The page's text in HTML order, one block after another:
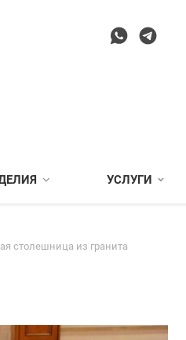
УСЛУГИ
столешница из гранита